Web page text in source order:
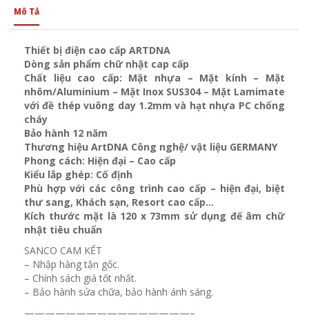
Mô Tả
Thiết bị điện cao cấp ARTDNA
Dòng sản phẩm chữ nhật cap cấp
Chất liệu cao cấp: Mặt nhựa – Mặt kính – Mặt
nhôm/Aluminium – Mặt Inox SUS304 – Mặt Lamimate
với đề thép vuông day 1.2mm và hạt nhựa PC chống
cháy
Bảo hành 12 năm
Thương hiệu ArtDNA Công nghệ/ vật liệu GERMANY
Phong cách: Hiện đại – Cao cấp
Kiểu lắp ghép: Cố định
Phù hợp với các công trình cao cấp – hiện đại, biệt
thư sang, Khách sạn, Resort cao cấp…
Kích thước mặt là 120 x 73mm sử dụng đế âm chữ
nhật tiêu chuẩn
SANCO CAM KẾT
– Nhập hàng tận gốc.
– Chính sách giá tốt nhất.
– Bảo hành sửa chữa, bảo hành ánh sáng.
————————————————–